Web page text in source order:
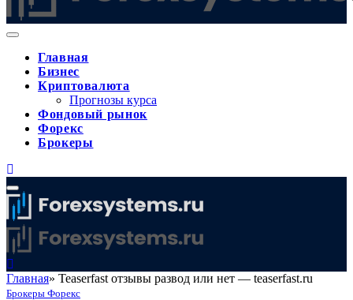
Главная
Бизнес
Криптовалюта
Прогнозы курса
Фондовый рынок
Форекс
Брокеры
Главная» Teaserfast отзывы развод или нет — teaserfast.ru
Брокеры Форекс